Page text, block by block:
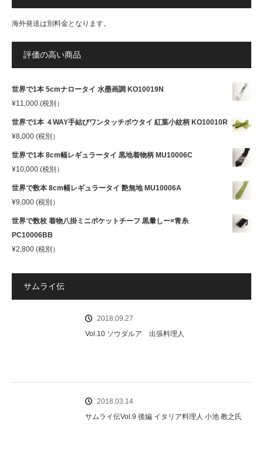
海外発送は別料金となります。
評価の高い商品
世界で1本 5cmナロータイ 水墨画調 KO10019N
¥11,000 (税別）
世界で1本 ４WAY手結びワンタッチボウタイ 紅葉小紋柄 KO10010R
¥8,000 (税別）
世界で1本 8cm幅レギュラータイ 黒地着物柄 MU10006C
¥10,000 (税別）
世界で数本 8cm幅レギュラータイ 艶無地 MU10006A
¥9,000 (税別）
世界で数枚 着物八掛ミニポケットチーフ 黒暈しー×青糸
PC10006BB
¥2,800 (税別）
サムライ伝
2018.09.27
Vol.10 ソウダルア 出張料理人
2018.03.14
サムライ伝Vol.9 後編 イタリア料理人 小池 教之氏